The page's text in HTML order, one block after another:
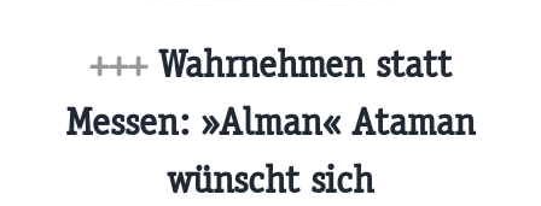
+++Wahrnehmen statt
Messen: »Alman« Ataman
wünscht sich